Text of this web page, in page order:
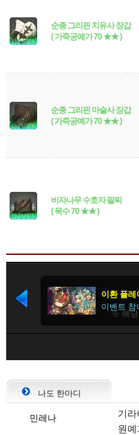
순종 그리핀 치유사 장갑
( 가죽공예가 70 ★★ )
순종 그리핀 마술사 장갑
( 가죽공예가 70 ★★ )
비자나무 수호자 팔찌
( 목수 70 ★★ )
나도 한마디
민레나
기
원